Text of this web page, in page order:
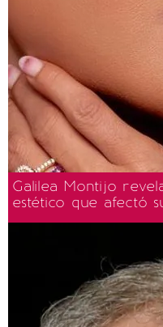
Galilea Montijo
estético que afectó